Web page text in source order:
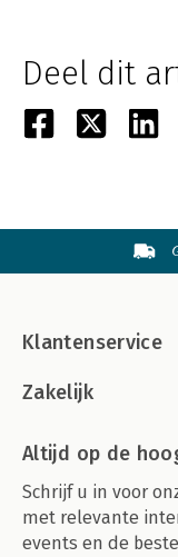
Deel dit
Klantenservice
Zakelijk
Altijd op de
Schrijf u in voor
met relevante
events en de